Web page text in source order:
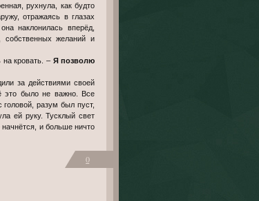
рухнула, как будто
отражаясь в глазах
наклонилась вперёд,
желаний и
кровать. – Я позволю
за действиями своей
это было не важно. Все
разум был пуст,
ей руку. Тусклый свет
начнётся, и больше ничто
0